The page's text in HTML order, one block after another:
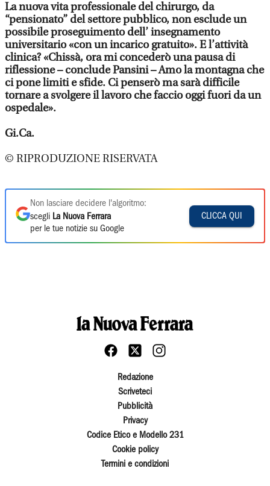
La nuova vita professionale del chirurgo, da
“pensionato” del settore pubblico, non esclude un
possibile proseguimento dell’ insegnamento
universitario «con un incarico gratuito». E l’attività
clinica? «Chissà, ora mi concederò una pausa di
riflessione – conclude Pansini – Amo la montagna che
ci pone limiti e sfide. Ci penserò ma sarà difficile
tornare a svolgere il lavoro che faccio oggi fuori da un
ospedale».
Gi.Ca.
© RIPRODUZIONE RISERVATA
Non lasciare decidere l'algoritmo:
scegli La Nuova Ferrara
per le tue notizie su Google
CLICCA QUI
Redazione
Scriveteci
Pubblicità
Privacy
Codice Etico e Modello 231
Cookie policy
Termini e condizioni